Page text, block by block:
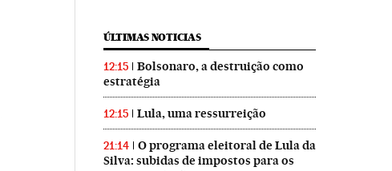
ÚLTIMAS NOTICIAS
12:15
Bolsonaro, a destruição como
estratégia
12:15 Lula, uma ressurreição
21:14
O programa eleitoral de Lula da
Silva: subidas de impostos para os